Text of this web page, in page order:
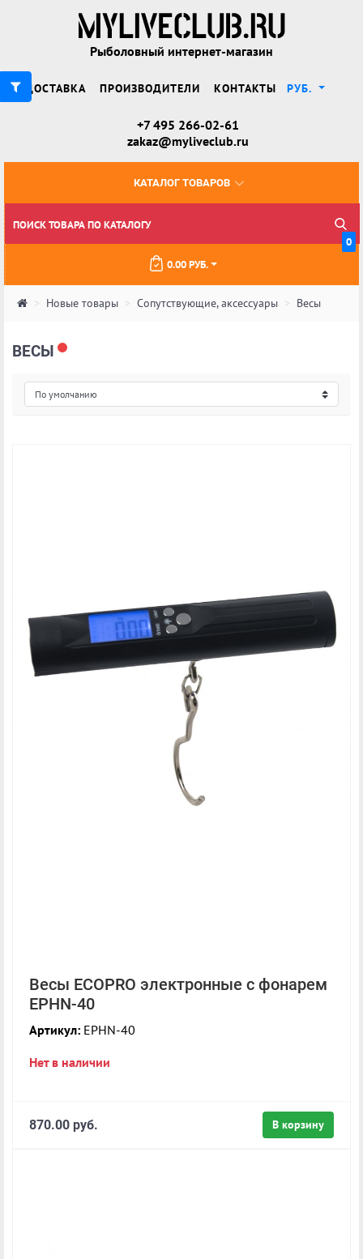
Рыболовный интернет-магазин
ДОСТАВКА ПРОИЗВОДИТЕЛИ КОНТАКТЫ РУБ.
+7 495 266-02-61
zakaz@myliveclub.ru
КАТАЛОГ ТОВАРОВ
0
0.00 РУБ.
Новые товары Сопутствующие, аксессуары Весы
ВЕСЫ
Весы ECOPRO электронные с фонарем
EPHN-40
Артикул: EPHN-40
Нет в наличии
В корзину
870.00 руб.